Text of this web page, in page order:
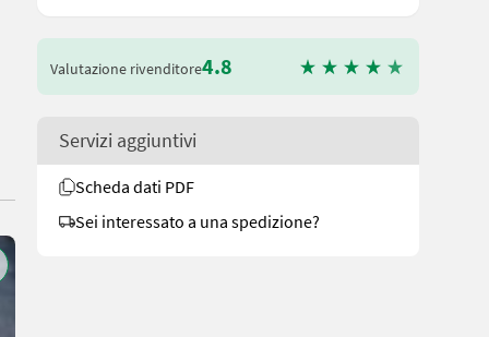
Valutazione rivenditore4.8
Servizi aggiuntivi
Scheda dati PDF
Sei interessato a una spedizione?